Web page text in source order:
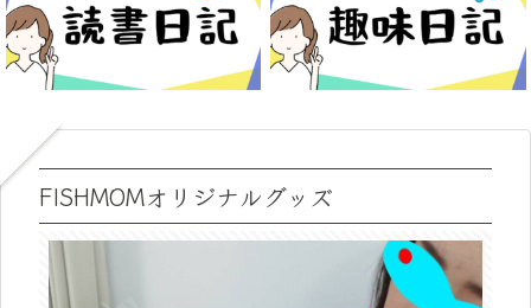
FISHMOMオリジナルグッズ